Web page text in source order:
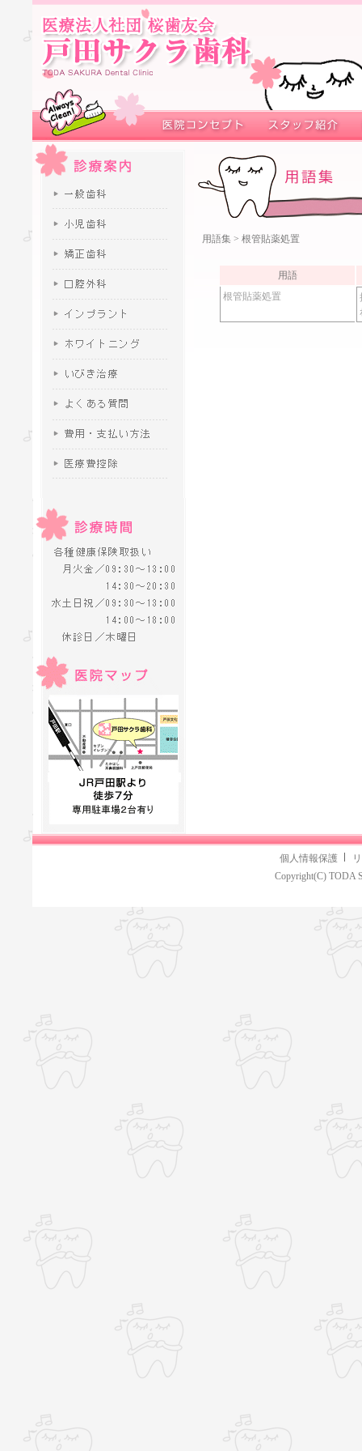
用語集 > 根管貼薬処置
用語
根管貼薬処置
個人情報保護
Copyright(C) TODA